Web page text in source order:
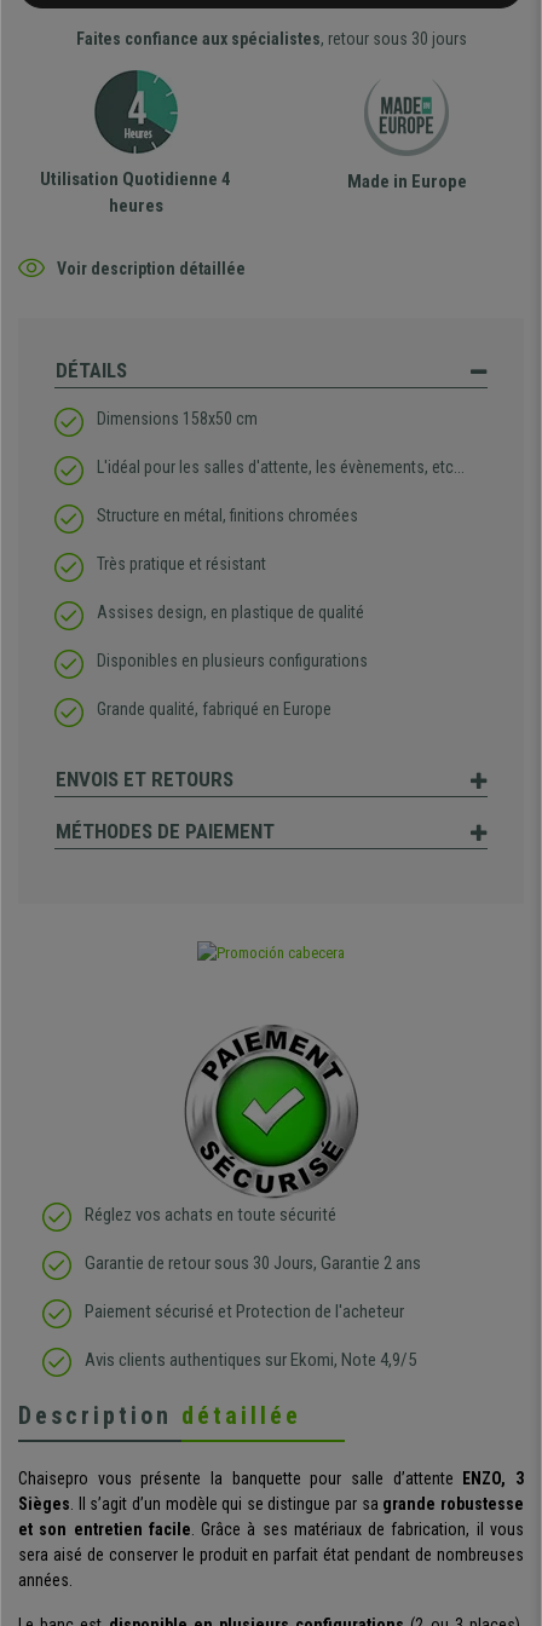
Faites confiance aux spécialistes, retour sous 30 jours
Utilisation Quotidienne 4
heures
Made in Europe
Voir description détaillée
DÉTAILS
Dimensions 158x50 cm
L'idéal pour les salles d'attente, les évènements, etc...
Structure en métal, finitions chromées
Très pratique et résistant
Assises design, en plastique de qualité
Disponibles en plusieurs configurations
Grande qualité, fabriqué en Europe
ENVOIS ET RETOURS
MÉTHODES DE PAIEMENT
Réglez vos achats en toute sécurité
Garantie de retour sous 30 Jours, Garantie 2 ans
Paiement sécurisé et Protection de l'acheteur
Avis clients authentiques sur Ekomi, Note 4,9/5
Description détaillée
Chaisepro vous présente la banquette pour salle d’attente
ENZO, 3
Sièges. Il s’agit d’un modèle qui se distingue par sa grande robustesse
et son entretien facile. Grâce à ses matériaux de fabrication, il vous
sera aisé de conserver le produit en parfait état pendant de nombreuses
années.